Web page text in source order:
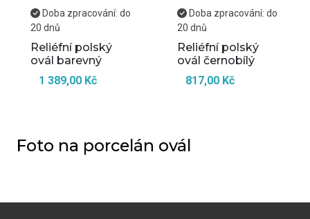
Doba zpracování: do
20 dnů
Reliéfní polský
ovál barevný
1 389,00 Kč
Doba zpracování: do
20 dnů
Reliéfní polský
ovál černobílý
817,00 Kč
Foto na porcelán ovál